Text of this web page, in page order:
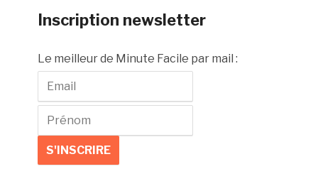
Inscription newsletter
Le meilleur de Minute Facile par mail :